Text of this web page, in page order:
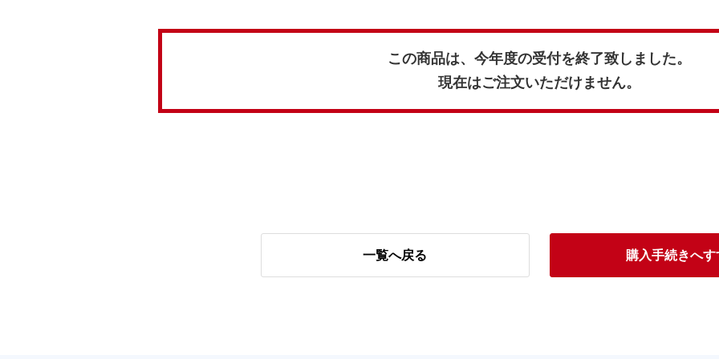
この商品は、今年度の受付を終了致しました。
現在はご注文いただけません。
購入手続きへす
一覧へ戻る